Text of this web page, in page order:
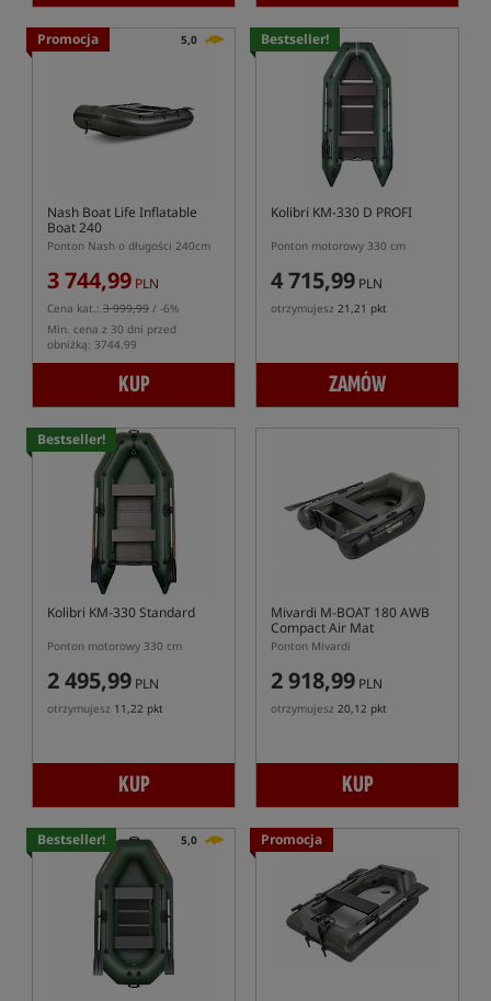
Promocja 5,0
Nash Boat Life Inflatable
Boat 240
Ponton Nash o długości 240cm
3 744,99 PLN
Cena kat.: 3 999,99 / -6%
Min. cena z 30 dni przed
obniżką: 3744.99
KUP
Bestseller!
Kolibri KM-330 D PROFI
Ponton motorowy 330 cm
4 715,99 PLN
otrzymujesz 21,21 pkt
ZAMÓW
Bestseller!
Kolibri KM-330 Standard
Ponton motorowy 330 cm
2 495,99 PLN
otrzymujesz 11,22 pkt
KUP
Mivardi M-BOAT 180 AWB
Compact Air Mat
Ponton Mivardi
2 918,99 PLN
otrzymujesz 20,12 pkt
KUP
Bestseller! 5,0 Promocja